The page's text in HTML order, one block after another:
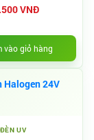
VNĐ
vào giỏ hàng
ĐÈN UV